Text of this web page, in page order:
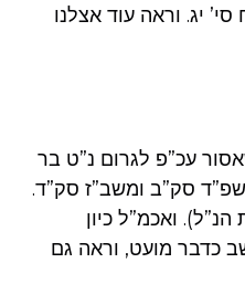
יג. וראה עוד אצלנו
עכ”פ לגרום נ”ט בר
סק”ב ומשב”ז סק”ד.
ואכמ”ל כיון
כדבר מועט, וראה גם